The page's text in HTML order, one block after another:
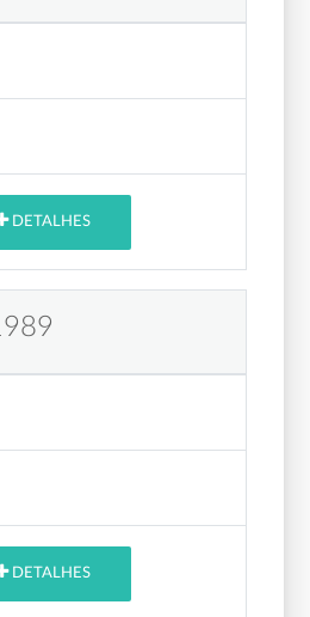
DETALHES
DETALHES